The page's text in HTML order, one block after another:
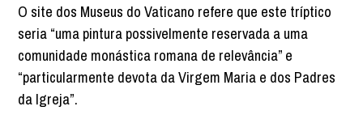
O site dos Museus do Vaticano refere que este tríptico
seria “uma pintura possivelmente reservada a uma
comunidade monástica romana de relevância” e
“particularmente devota da Virgem Maria e dos Padres
da Igreja”.